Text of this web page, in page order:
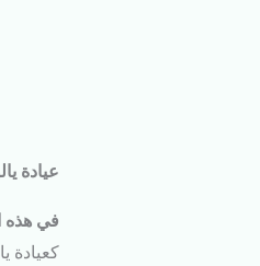
عيادة
في هذه
كعيادة